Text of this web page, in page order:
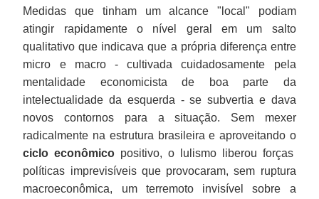
Medidas que tinham um alcance "local" podiam
atingir rapidamente o nível geral em um salto
qualitativo que indicava que a própria diferença entre
micro e macro - cultivada cuidadosamente pela
mentalidade economicista de boa parte da
intelectualidade da esquerda - se subvertia e dava
novos contornos para a situação. Sem mexer
radicalmente na estrutura brasileira e aproveitando o
ciclo econômico positivo, o lulismo liberou forças
políticas imprevisíveis que provocaram, sem ruptura
macroeconômica, um terremoto invisível sobre a